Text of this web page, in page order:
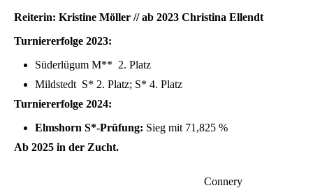
Reiterin: Kristine Möller // ab 2023 Christina Ellendt
Turniererfolge 2023:
Süderlügum M** 2. Platz
Mildstedt S* 2. Platz; S* 4. Platz
Turniererfolge 2024:
Elmshorn S*-Prüfung: Sieg mit 71,825 %
Ab 2025 in der Zucht.
Connery